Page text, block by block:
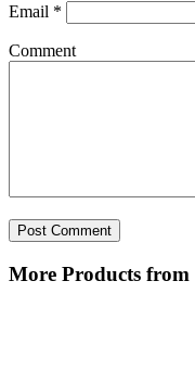
Email *
Comment
More Products from